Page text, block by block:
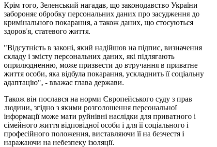
Крім того, Зеленський нагадав, що законодавство України
забороняє обробку персональних даних про засудження до
кримінального покарання, а також даних, що стосуються
здоров'я, статевого життя.
"Відсутність в законі, який надійшов на підпис, визначення
складу і змісту персональних даних, які підлягають
оприлюдненню, може призвести до втручання в приватне
життя особи, яка відбула покарання, ускладнить її соціальну
адаптацію", - вважає глава держави.
Також він послався на норми Європейського суду з прав
людини, згідно з якими розголошення персональної
інформації може мати руйнівні наслідки для приватного і
сімейного життя відповідної особи і для її соціального і
професійного положення, виставляючи її на безчестя і
наражаючи на небезпеку ізоляції.